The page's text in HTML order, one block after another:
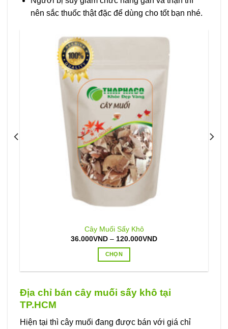
nên sắc thuốc thật đặc để dùng cho tốt bạn nhé.
Cây Muối Sấy Khô
36.000VND – 120.000VNDKhoảng
120.000VND
CHỌN
này
có
biến
Địa chỉ bán cây muối sấy khô tại
TP.HCM
Hiện tại thì cây muối đang được bán với giá chỉ